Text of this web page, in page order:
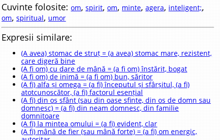
Cuvinte folosite:om,spirit,om, minte,agera, inteligent;,
om,spiritual, umor
Expresii similare:
(A avea) stomac de struț = (a avea) stomac mare, rezistent,
care digeră bine
(A fi om) cu dare de mână = (a fi om) înstărit, bogat
(A fi om) de inimă = (a fi om) bun, săritor
(A fi) alfa și omega = (a fi) începutul și sfârșitul, (a fi)
atotcunoscător, (a fi) factorul esențial
(A fi) din os sfânt (sau din oase sfinte, din os de domn sau
domnesc) = (a fi) din neam domnesc, din familie
domnitoare
(A fi) la mintea omului = (a fi) evident, clar
(A fi) mână de fier (sau mână forte) = (a fi) om energic,